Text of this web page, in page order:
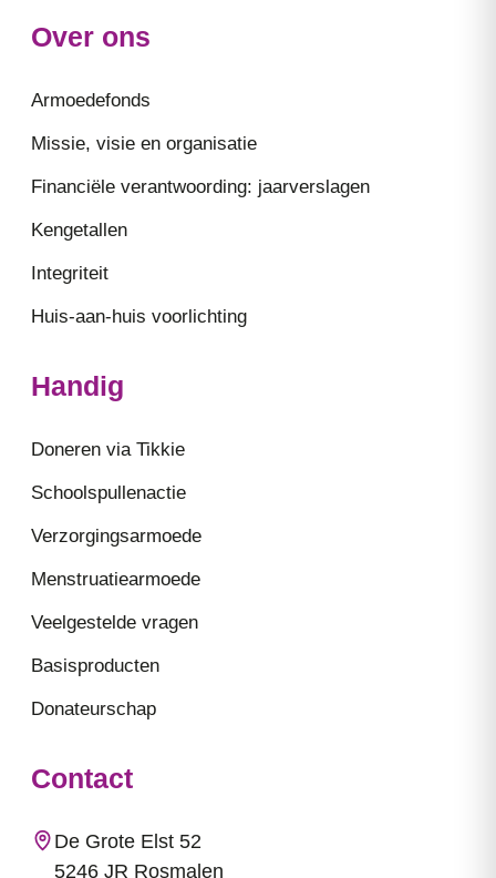
Over ons
Armoedefonds
Missie, visie en organisatie
Financiële verantwoording: jaarverslagen
Kengetallen
Integriteit
Huis-aan-huis voorlichting
Handig
Doneren via Tikkie
Schoolspullenactie
Verzorgingsarmoede
Menstruatiearmoede
Veelgestelde vragen
Basisproducten
Donateurschap
Contact
De Grote Elst 52
5246 JR Rosmalen